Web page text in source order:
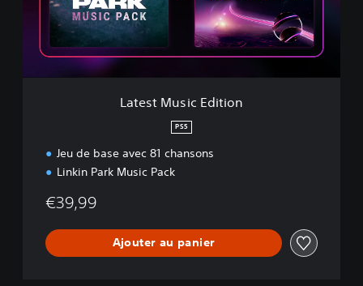
E
Latest Music Edition
PS5
Jeu de base avec 81 chansons
Linkin Park Music Pack
€39,99
Ajouter au panier